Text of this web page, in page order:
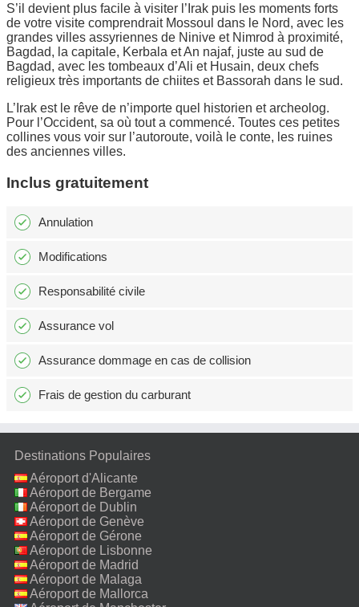
S’il devient plus facile à visiter l’Irak puis les moments forts
de votre visite comprendrait Mossoul dans le Nord, avec les
grandes villes assyriennes de Ninive et Nimrod à proximité,
Bagdad, la capitale, Kerbala et An najaf, juste au sud de
Bagdad, avec les tombeaux d’Ali et Husain, deux chefs
religieux très importants de chiites et Bassorah dans le sud.
L’Irak est le rêve de n’importe quel historien et archeolog.
Pour l’Occident, sa où tout a commencé. Toutes ces petites
collines vous voir sur l’autoroute, voilà le conte, les ruines
des anciennes villes.
Inclus gratuitement
Annulation
Modifications
Responsabilité civile
Assurance vol
Assurance dommage en cas de collision
Frais de gestion du carburant
Destinations Populaires
Aéroport d'Alicante
Aéroport de Bergame
Aéroport de Dublin
Aéroport de Genève
Aéroport de Gérone
Aéroport de Lisbonne
Aéroport de Madrid
Aéroport de Malaga
Aéroport de Mallorca